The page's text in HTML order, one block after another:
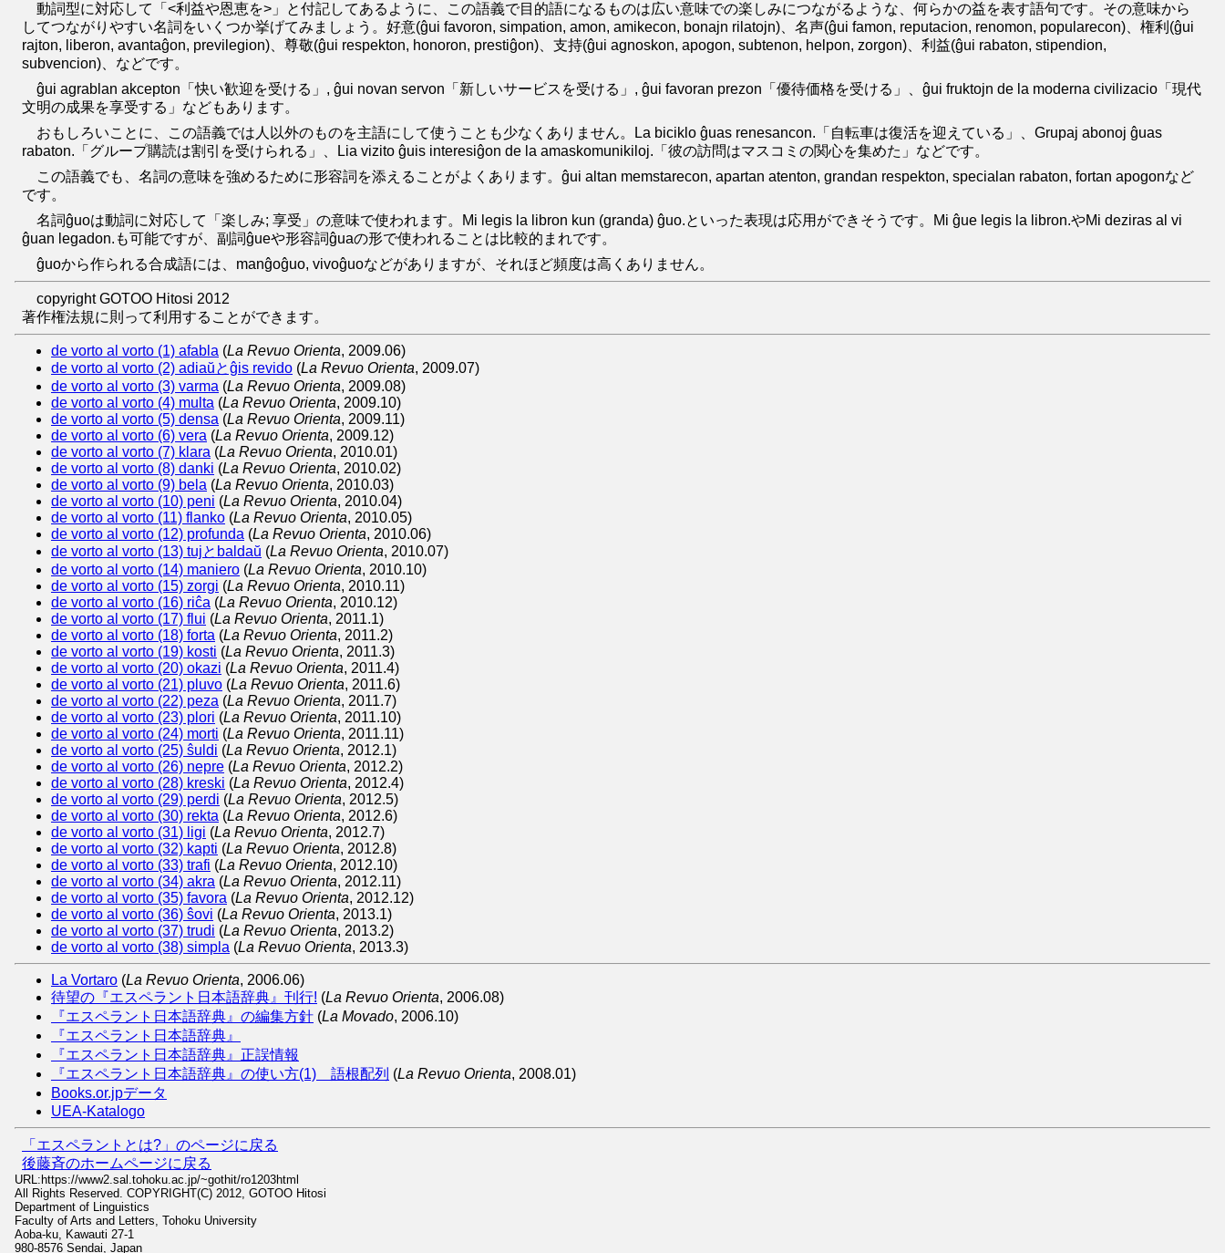
動詞型に対応して「<利益や恩恵を>」と付記してあるように、この語義で目的語になるものは広い意味での楽しみにつながるような、何らかの益を表す語句です。その意味から
してつながりやすい名詞をいくつか挙げてみましょう。好意(ĝui favoron, simpation, amon, amikecon, bonajn rilatojn)、名声(ĝui famon, reputacion, renomon, popularecon)、権利(ĝui
rajton, liberon, avantaĝon, previlegion)、尊敬(ĝui respekton, honoron, prestiĝon)、支持(ĝui agnoskon, apogon, subtenon, helpon, zorgon)、利益(ĝui rabaton, stipendion,
subvencion)、などです。
ĝui agrablan akcepton「快い歓迎を受ける」, ĝui novan servon「新しいサービスを受ける」, ĝui favoran prezon「優待価格を受ける」、ĝui fruktojn de la moderna civilizacio「現代
文明の成果を享受する」などもあります。
おもしろいことに、この語義では人以外のものを主語にして使うことも少なくありません。La biciklo ĝuas renesancon.「自転車は復活を迎えている」、Grupaj abonoj ĝuas
rabaton.「グループ購読は割引を受けられる」、Lia vizito ĝuis interesiĝon de la amaskomunikiloj.「彼の訪問はマスコミの関心を集めた」などです。
この語義でも、名詞の意味を強めるために形容詞を添えることがよくあります。ĝui altan memstarecon, apartan atenton, grandan respekton, specialan rabaton, fortan apogonなど
です。
名詞ĝuoは動詞に対応して「楽しみ; 享受」の意味で使われます。Mi legis la libron kun (granda) ĝuo.といった表現は応用ができそうです。Mi ĝue legis la libron.やMi deziras al vi
ĝuan legadon.も可能ですが、副詞ĝueや形容詞ĝuaの形で使われることは比較的まれです。
ĝuoから作られる合成語には、manĝoĝuo, vivoĝuoなどがありますが、それほど頻度は高くありません。
copyright GOTOO Hitosi 2012
著作権法規に則って利用することができます。
de vorto al vorto (1) afabla (La Revuo Orienta, 2009.06)
de vorto al vorto (2) adiaŭとĝis revido (La Revuo Orienta, 2009.07)
de vorto al vorto (3) varma (La Revuo Orienta, 2009.08)
de vorto al vorto (4) multa (La Revuo Orienta, 2009.10)
de vorto al vorto (5) densa (La Revuo Orienta, 2009.11)
de vorto al vorto (6) vera (La Revuo Orienta, 2009.12)
de vorto al vorto (7) klara (La Revuo Orienta, 2010.01)
de vorto al vorto (8) danki (La Revuo Orienta, 2010.02)
de vorto al vorto (9) bela (La Revuo Orienta, 2010.03)
de vorto al vorto (10) peni (La Revuo Orienta, 2010.04)
de vorto al vorto (11) flanko (La Revuo Orienta, 2010.05)
de vorto al vorto (12) profunda (La Revuo Orienta, 2010.06)
de vorto al vorto (13) tujとbaldaŭ (La Revuo Orienta, 2010.07)
de vorto al vorto (14) maniero (La Revuo Orienta, 2010.10)
de vorto al vorto (15) zorgi (La Revuo Orienta, 2010.11)
de vorto al vorto (16) riĉa (La Revuo Orienta, 2010.12)
de vorto al vorto (17) flui (La Revuo Orienta, 2011.1)
de vorto al vorto (18) forta (La Revuo Orienta, 2011.2)
de vorto al vorto (19) kosti (La Revuo Orienta, 2011.3)
de vorto al vorto (20) okazi (La Revuo Orienta, 2011.4)
de vorto al vorto (21) pluvo (La Revuo Orienta, 2011.6)
de vorto al vorto (22) peza (La Revuo Orienta, 2011.7)
de vorto al vorto (23) plori (La Revuo Orienta, 2011.10)
de vorto al vorto (24) morti (La Revuo Orienta, 2011.11)
de vorto al vorto (25) ŝuldi (La Revuo Orienta, 2012.1)
de vorto al vorto (26) nepre (La Revuo Orienta, 2012.2)
de vorto al vorto (28) kreski (La Revuo Orienta, 2012.4)
de vorto al vorto (29) perdi (La Revuo Orienta, 2012.5)
de vorto al vorto (30) rekta (La Revuo Orienta, 2012.6)
de vorto al vorto (31) ligi (La Revuo Orienta, 2012.7)
de vorto al vorto (32) kapti (La Revuo Orienta, 2012.8)
de vorto al vorto (33) trafi (La Revuo Orienta, 2012.10)
de vorto al vorto (34) akra (La Revuo Orienta, 2012.11)
de vorto al vorto (35) favora (La Revuo Orienta, 2012.12)
de vorto al vorto (36) ŝovi (La Revuo Orienta, 2013.1)
de vorto al vorto (37) trudi (La Revuo Orienta, 2013.2)
de vorto al vorto (38) simpla (La Revuo Orienta, 2013.3)
La Vortaro (La Revuo Orienta, 2006.06)
待望の『エスペラント日本語辞典』刊行! (La Revuo Orienta, 2006.08)
『エスペラント日本語辞典』の編集方針 (La Movado, 2006.10)
『エスペラント日本語辞典』
『エスペラント日本語辞典』正誤情報
『エスペラント日本語辞典』の使い方(1) 語根配列 (La Revuo Orienta, 2008.01)
Books.or.jpデータ
UEA-Katalogo
「エスペラントとは?」のページに戻る
後藤斉のホームページに戻る
URL:https://www2.sal.tohoku.ac.jp/~gothit/ro1203html
All Rights Reserved. COPYRIGHT(C) 2012, GOTOO Hitosi
Department of Linguistics
Faculty of Arts and Letters, Tohoku University
Aoba-ku, Kawauti 27-1
980-8576 Sendai, Japan